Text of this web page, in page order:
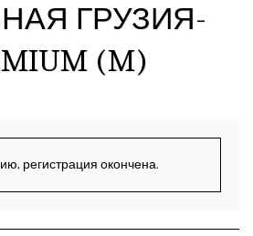
ГРУЗИЯ-
(M)
регистрация окончена.